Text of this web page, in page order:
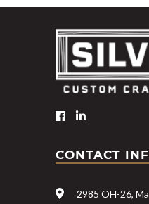
CONTACT
2985 OH-26,